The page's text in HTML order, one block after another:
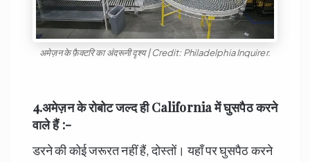
अमेज़न के फ़ैक्टरि का अंदरूनी दृश्य | Credit: Philadelphia Inquirer.
4.अमेज़न के रोबोट जल्द हीCaliforniaमें घुसपैठ करने
वाले हैं :-
डरने की कोई जरूरत नहीं हैं, दोस्तों। यहाँ पर घुसपैठ करने